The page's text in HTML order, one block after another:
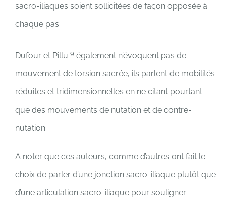
sacro-iliaques soient sollicitées de façon opposée à
chaque pas.
Dufour et Pillu 9 également n’évoquent pas de
mouvement de torsion sacrée, ils parlent de mobilités
réduites et tridimensionnelles en ne citant pourtant
que des mouvements de nutation et de contre-
nutation.
A noter que ces auteurs, comme d’autres ont fait le
choix de parler d’une jonction sacro-iliaque plutôt que
d’une articulation sacro-iliaque pour souligner